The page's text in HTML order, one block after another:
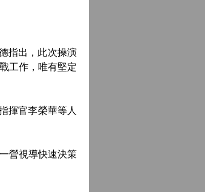
指出，此次操演
工作，唯有堅定
揮官李榮華等人
營視導快速決策